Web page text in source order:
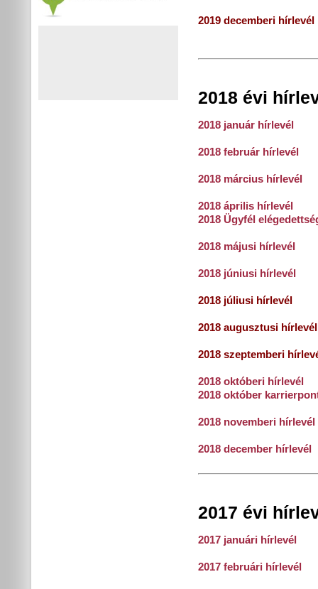
2019 decemberi hírlevél
2018 évi
2018 január hírlevél
2018 február hírlevél
2018 március hírlevél
2018 április hírlevél
2018 Ügyfél
2018 májusi hírlevél
2018 júniusi hírlevél
2018 júliusi hírlevél
2018 augusztusi hírlevél
2018 szeptemberi
2018 októberi hírlevél
2018 október
2018 novemberi hírlevél
2018 december hírlevél
2017 évi
2017 januári hírlevél
2017 februári hírlevél